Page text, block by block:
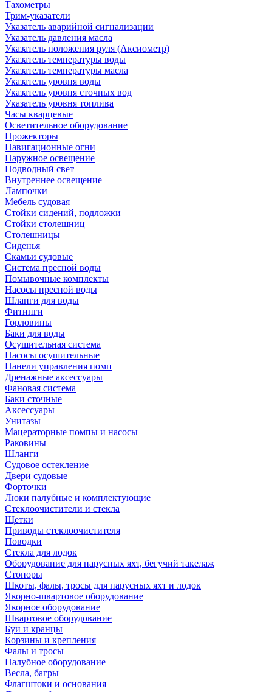
Тахометры
Трим-указатели
Указатель аварийной сигнализации
Указатель давления масла
Указатель положения руля (Аксиометр)
Указатель температуры воды
Указатель температуры масла
Указатель уровня воды
Указатель уровня сточных вод
Указатель уровня топлива
Часы кварцевые
Осветительное оборудование
Прожекторы
Навигационные огни
Наружное освещение
Подводный свет
Внутреннее освещение
Лампочки
Мебель судовая
Стойки сидений, подложки
Стойки столешниц
Столешницы
Сиденья
Скамьи судовые
Система пресной воды
Помывочные комплекты
Насосы пресной воды
Шланги для воды
Фитинги
Горловины
Баки для воды
Осушительная система
Насосы осушительные
Панели управления помп
Дренажные аксессуары
Фановая система
Баки сточные
Аксессуары
Унитазы
Мацераторные помпы и насосы
Раковины
Шланги
Судовое остекление
Двери судовые
Форточки
Люки палубные и комплектующие
Стеклоочистители и стекла
Щетки
Приводы стеклоочистителя
Поводки
Стекла для лодок
Оборудование для парусных яхт, бегучий такелаж
Стопоры
Шкоты, фалы, тросы для парусных яхт и лодок
Якорно-швартовое оборудование
Якорное оборудование
Швартовое оборудование
Буи и кранцы
Корзины и крепления
Фалы и тросы
Палубное оборудование
Весла, багры
Флагштоки и основания